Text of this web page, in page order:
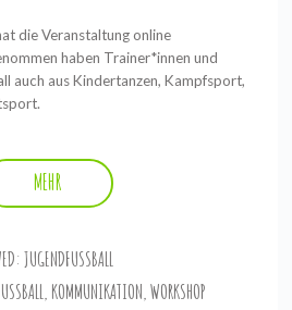
die Veranstaltung online
haben Trainer*innen und
auch aus Kindertanzen, Kampfsport,
MEHR
JUGENDFUSSBALL
, KOMMUNIKATION,WORKSHOP